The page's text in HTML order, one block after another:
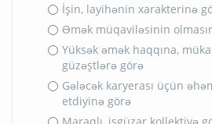
İşin, layihənin xarakterinə
Əmək müqaviləsinin
Yüksək əmək haqqına,
güzəştlərə görə
Gələcək karyerası üçün
etdiyinə görə